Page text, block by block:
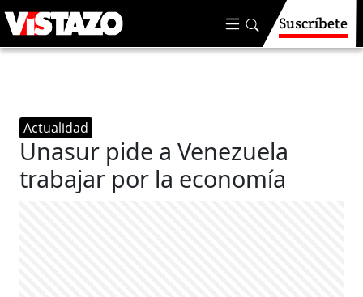
Suscríbete
Actualidad
Unasur pide a Venezuela
trabajar por la economía